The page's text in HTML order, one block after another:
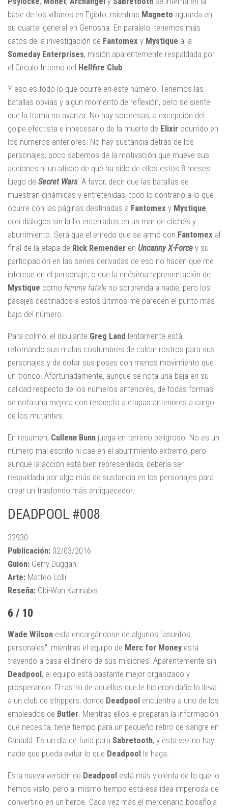
base de los villanos en Egipto, mientras Magneto aguarda en
su cuartel general en Genosha. En paralelo, tenemos más
datos de la investigación de Fantomex y Mystique a la
Someday Enterprises, misión aparentemente respaldada por
el Círculo Interno del Hellfire Club
Y eso es todo lo que ocurre en este número. Tenemos las
batallas obvias y algún momento de reflexión, pero se siente
que la trama no avanza. No hay sorpresas, a excepción del
golpe efectista e innecesario de la muerte de Elixir ocurrido en
los números anteriores. No hay sustancia detrás de los
personajes, poco sabemos de la motivación que mueve sus
acciones ni un atisbo de qué ha sido de ellos estos 8 meses
luego de Secret Wars. A favor, decir que las batallas se
muestran dinámicas y entretenidas, todo lo contrario a lo que
ocurre con las páginas destinadas a Fantomex y Mystique,
con diálogos sin brillo enterrados en un mar de clichés y
aburrimiento. Será que el enredo que se armó con Fantomex al
final de la etapa de Rick Remender en Uncanny X-Force y su
participación en las series derivadas de eso no hacen que me
interese en el personaje, o que la enésima representación de
Mystique como femme fatale no sorprenda a nadie, pero los
pasajes destinados a estos últimos me parecen el punto más
bajo del número.
Para colmo, el dibujante Greg Land lentamente está
retomando sus malas costumbres de calcar rostros para sus
personajes y de dotar sus poses con menos movimiento que
un tronco. Afortunadamente, aunque se nota una baja en su
calidad respecto de los números anteriores, de todas formas
se nota una mejora con respecto a etapas anteriores a cargo
de los mutantes.
En resumen, Cullenn Bunn juega en terreno peligroso. No es un
número mal escrito ni cae en el aburrimiento extremo, pero
aunque la acción está bien representada, debería ser
respaldada por algo más de sustancia en los personajes para
crear un trasfondo más enriquecedor.
DEADPOOL #008
32930
Publicación: 02/03/2016
Guion: Gerry Duggan
Arte: Matteo Lolli
Reseña: Obi-Wan Kannabis
6 / 10
Wade Wilson esta encargándose de algunos "asuntos
personales", mientras el equipo de Merc for Money está
trayendo a casa el dinero de sus misiones. Aparentemente sin
Deadpool, el equipo está bastante mejor organizado y
prosperando. El rastro de aquellos que le hicieron daño lo lleva
a un club de strippers, donde Deadpool encuentra a uno de los
empleados de Butler. Mientras ellos le preparan la información
que necesita, tiene tiempo para un pequeño retiro de sangre en
Canadá. Es un día de furia para Sabretooth, y esta vez no hay
nadie que pueda evitar lo que Deadpool le haga.
Esta nueva versión de Deadpool está más violenta de lo que lo
hemos visto, pero al mismo tiempo está esa idea imperiosa de
convertirlo en un héroe. Cada vez más el mercenario bocafloja